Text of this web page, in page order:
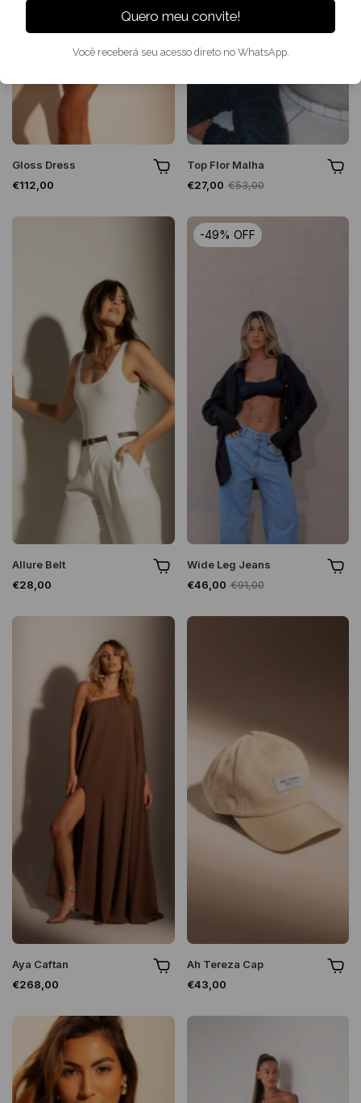
Gloss Dress
€112,00
Top Flor Malha
€27,00 €53,00
Allure Belt
€28,00
-49% OFF
Wide Leg Jeans
€46,00 €91,00
Aya Caftan
€268,00
Ah Tereza Cap
€43,00
Quero meu convite!
Você receberá seu acesso direto no WhatsApp.